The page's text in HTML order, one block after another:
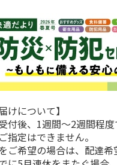
けについて】
後、1週間～2週間程度
定はできません。
希望の場合は、配達希